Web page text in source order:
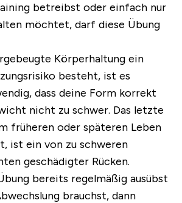
betreibst oder einfach nur
möchtet, darf diese Übung
Körperhaltung ein
besteht, ist es
dass deine Form korrekt
nicht zu schwer. Das letzte
früheren oder späteren Leben
ist ein von zu schweren
geschädigter Rücken.
bereits regelmäßig ausübst
brauchst, dann